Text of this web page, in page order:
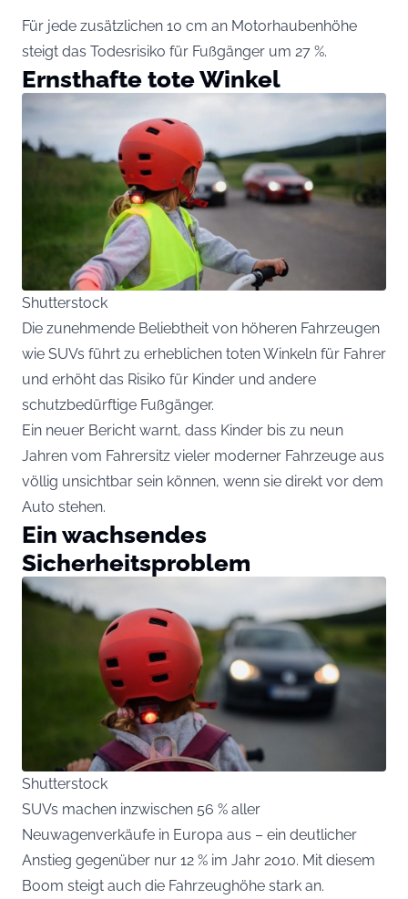
Für jede zusätzlichen 10 cm an Motorhaubenhöhe
steigt das Todesrisiko für Fußgänger um 27 %.
Ernsthafte tote Winkel
Shutterstock
Die zunehmende Beliebtheit von höheren Fahrzeugen
wie SUVs führt zu erheblichen toten Winkeln für Fahrer
und erhöht das Risiko für Kinder und andere
schutzbedürftige Fußgänger.
Ein neuer Bericht warnt, dass Kinder bis zu neun
Jahren vom Fahrersitz vieler moderner Fahrzeuge aus
völlig unsichtbar sein können, wenn sie direkt vor dem
Auto stehen.
Ein wachsendes
Sicherheitsproblem
Shutterstock
SUVs machen inzwischen 56 % aller
Neuwagenverkäufe in Europa aus – ein deutlicher
Anstieg gegenüber nur 12 % im Jahr 2010. Mit diesem
Boom steigt auch die Fahrzeughöhe stark an.